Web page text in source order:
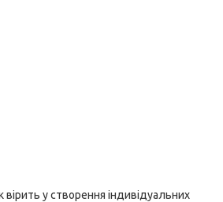
у створення індивідуальних